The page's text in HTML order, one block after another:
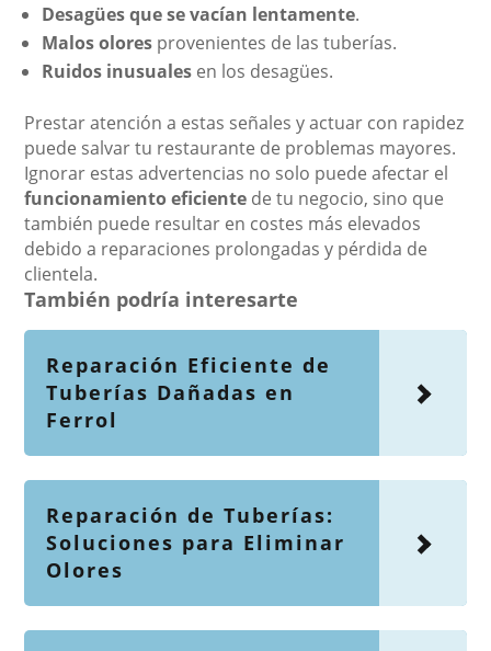
Desagües que se vacían lentamente.
Malos olores provenientes de las tuberías.
Ruidos inusuales en los desagües.
Prestar atención a estas señales y actuar con rapidez
puede salvar tu restaurante de problemas mayores.
Ignorar estas advertencias no solo puede afectar el
funcionamiento eficiente de tu negocio, sino que
también puede resultar en costes más elevados
debido a reparaciones prolongadas y pérdida de
clientela.
También podría interesarte
Reparación Eficiente de
Tuberías Dañadas en
Ferrol
Reparación de Tuberías:
Soluciones para Eliminar
Olores